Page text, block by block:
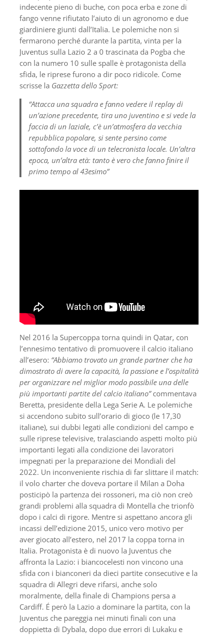
indecente pieno di buche, con poca erba e zone di
fango venne rifiutato l’aiuto di un agronomo e due
giardiniere giunti dall’Italia. Le polemiche non si
fermarono perché durante la partita, vinta per la
Juventus sulla Lazio 2 a 0 trascinata da Pogba che
con la numero 10 sulle spalle è protagonista della
sfida, le riprese furono a dir poco ridicole. Come
scrisse la Gazzetta dello Sport:
“Attacca una squadra e fanno vedere il replay di
un’azione precedente, tira uno juventino e si vede la
faccia di un laziale, c’è un’atmosfera da vecchia
repubblica popolare, si sente persino come
sottofondo la voce di un telecronista locale. Un’altra
epoca, un’altra età: tanto è vero che fanno finire il
primo tempo al 43esimo”
Nel 2016 la Supercoppa torna quindi in Qatar, con
l’ennesimo tentativo di promuovere il calcio italiano
all’esero: “Abbiamo trovato un grande partner che ha
dimostrato di avere la capacità, la passione e l’ospitalità
per organizzare nel miglior modo possibile una delle
più importanti partite del calcio italiano”commentava
Beretta, presidente della Lega Serie A. Le polemiche
si accendono subito sull’orario di gioco (le 17,30
italiane), sui dubbi legati alle condizioni del campo e
sulle riprese televisive, tralasciando aspetti molto più
importanti legati alla condizione dei lavoratori
impegnati per la preparazione dei Mondiali del
2022. Un inconveniente rischia di far slittare il match:
il volo charter che doveva portare il Milan a Doha
posticipò la partenza dei rossoneri, ma ciò non creò
grandi problemi alla squadra di Montella che trionfò
dopo i calci di rigore. Mentre si aspettano ancora gli
incassi dell’edizione 2015, unico vero motivo per
aver giocato all’estero, nel 2017 la coppa torna in
Italia. Protagonista è di nuovo la Juventus che
affronta la Lazio: i biancocelesti non vincono una
sfida con i bianconeri da dieci partite consecutive e la
squadra di Allegri deve rifarsi, anche solo
moralmente, della finale di Champions persa a
Cardiff. É però la Lazio a dominare la partita, con la
Juventus che pareggia nei minuti finali con una
doppietta di Dybala, dopo due errori di Lukaku e